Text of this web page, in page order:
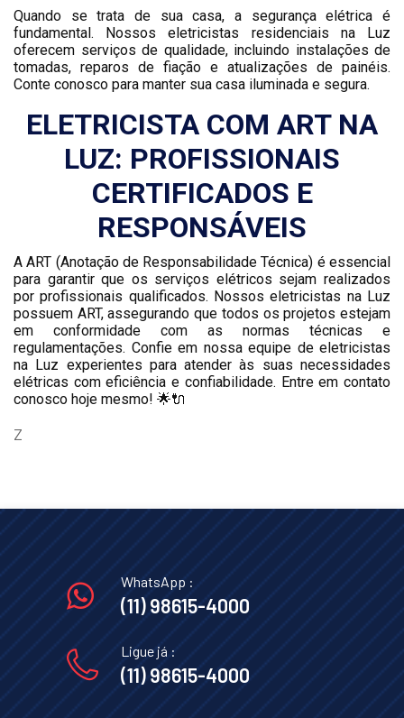
Quando se trata de sua casa, a segurança elétrica é
fundamental. Nossos eletricistas residenciais na Luz
oferecem serviços de qualidade, incluindo instalações de
tomadas, reparos de fiação e atualizações de painéis.
Conte conosco para manter sua casa iluminada e segura.
ELETRICISTA COM ART NA
LUZ: PROFISSIONAIS
CERTIFICADOS E
RESPONSÁVEIS
A ART (Anotação de Responsabilidade Técnica) é essencial
para garantir que os serviços elétricos sejam realizados
por profissionais qualificados. Nossos eletricistas na Luz
possuem ART, assegurando que todos os projetos estejam
em conformidade com as normas técnicas e
regulamentações. Confie em nossa equipe de eletricistas
na Luz experientes para atender às suas necessidades
elétricas com eficiência e confiabilidade. Entre em contato
conosco hoje mesmo! 🌟🔌
Z
WhatsApp :
(11) 98615-4000
Ligue já :
(11) 98615-4000